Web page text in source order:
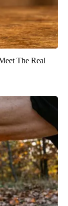
The Real